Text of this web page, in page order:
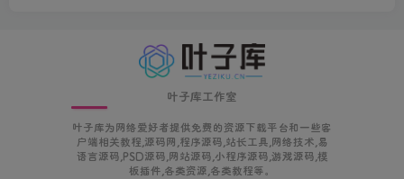
叶子库工作室
叶子库为网络爱好者提供免费的资源下载平台和一些客
户端相关教程,源码网,程序源码,站长工具,网络技术,易
语言源码,PSD源码,网站源码,小程序源码,游戏源码,模
板插件,各类资源,各类教程等。